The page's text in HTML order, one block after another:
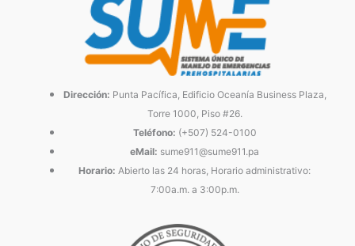
Dirección: Punta Pacífica, Edificio Oceanía Business Plaza,
Torre 1000, Piso #26.
Teléfono: (+507) 524-0100
eMail: sume911@sume911.pa
Horario: Abierto las 24 horas, Horario administrativo:
7:00a.m. a 3:00p.m.